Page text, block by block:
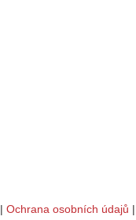
| Ochrana osobních údajů